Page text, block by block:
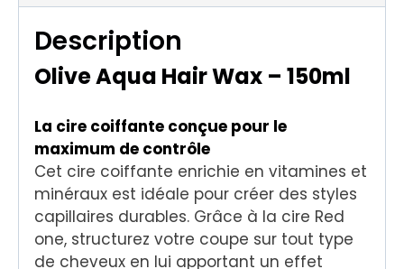
Description
Olive Aqua Hair Wax – 150ml
La cire coiffante conçue pour le
maximum de contrôle
Cet cire coiffante enrichie en vitamines et
minéraux est idéale pour créer des styles
capillaires durables. Grâce à la cire Red
one, structurez votre coupe sur tout type
de cheveux en lui apportant un effet